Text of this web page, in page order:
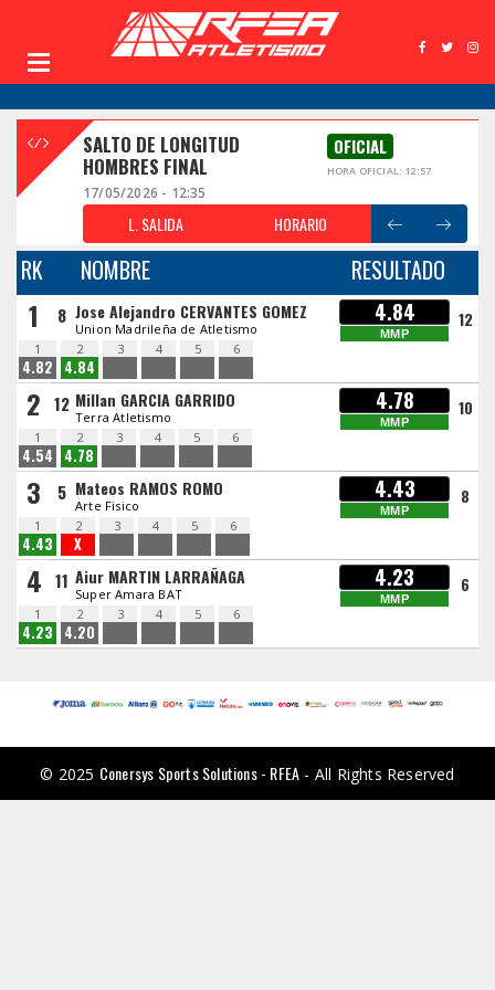
SALTO DE LONGITUD
HOMBRES FINAL
OFICIAL
HORA OFICIAL: 12:57
17/05/2026 - 12:35
L. SALIDA HORARIO
RK NOMBRE RESULTADO
1 8 Jose Alejandro CERVANTES GOMEZ
Union Madrileña de Atletismo
4.84
MMP
12
1
4.82
2
4.84
3 4 5 6
2 12 Millan GARCIA GARRIDO
Terra Atletismo
4.78
MMP
10
1
4.54
2
4.78
3 4 5 6
3 5 Mateos RAMOS ROMO
Arte Fisico
4.43
MMP
8
1
4.43
2
X
3 4 5 6
4 11 Aiur MARTIN LARRAÑAGA
Super Amara BAT
4.23
MMP
6
1
4.23
2
4.20
3 4 5 6
© 2025 Conersys Sports Solutions - RFEA - All Rights Reserved